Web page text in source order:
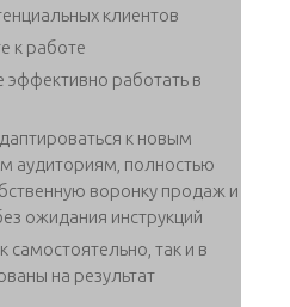
клиентов
к работе
эффективно работать в
к новым
аудиториям, полностью
воронку продаж и
ожидания инструкций
самостоятельно, так и в
на результат